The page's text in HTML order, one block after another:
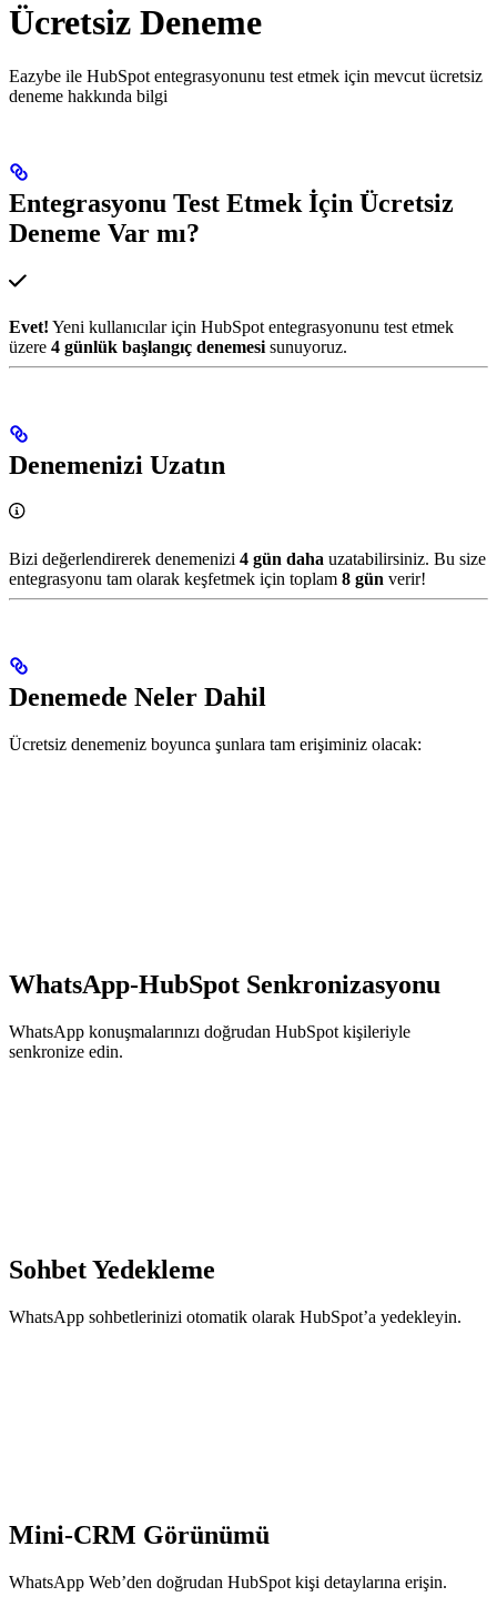
Ücretsiz Deneme
Eazybe ile HubSpot entegrasyonunu test etmek için mevcut ücretsiz
deneme hakkında bilgi
Entegrasyonu Test Etmek İçin Ücretsiz
Deneme Var mı?
Evet! Yeni kullanıcılar için HubSpot entegrasyonunu test etmek
üzere 4 günlük başlangıç denemesi sunuyoruz.
Denemenizi Uzatın
Bizi değerlendirerek denemenizi 4 gün daha uzatabilirsiniz. Bu size
entegrasyonu tam olarak keşfetmek için toplam 8 gün verir!
Denemede Neler Dahil
Ücretsiz denemeniz boyunca şunlara tam erişiminiz olacak:
WhatsApp-HubSpot Senkronizasyonu
WhatsApp konuşmalarınızı doğrudan HubSpot kişileriyle
senkronize edin.
Sohbet Yedekleme
WhatsApp sohbetlerinizi otomatik olarak HubSpot’a yedekleyin.
Mini-CRM Görünümü
WhatsApp Web’den doğrudan HubSpot kişi detaylarına erişin.